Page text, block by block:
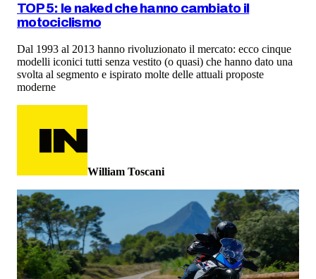
TOP 5: le naked che hanno cambiato il
motociclismo
Dal 1993 al 2013 hanno rivoluzionato il mercato: ecco cinque
modelli iconici tutti senza vestito (o quasi) che hanno dato una
svolta al segmento e ispirato molte delle attuali proposte
moderne
William Toscani